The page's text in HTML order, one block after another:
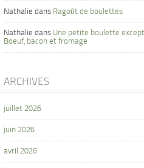
Nathalie dans Ragoût de boulettes
Nathalie dans Une petite boulette
Boeuf, bacon et fromage
ARCHIVES
juillet 2026
juin 2026
avril 2026